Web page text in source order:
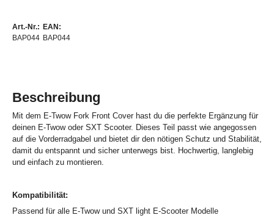
Art.-Nr.:
BAP044
EAN:
BAP044
Beschreibung
Mit dem E-Twow Fork Front Cover hast du die perfekte Ergänzung für
deinen E-Twow oder SXT Scooter. Dieses Teil passt wie angegossen
auf die Vorderradgabel und bietet dir den nötigen Schutz und Stabilität,
damit du entspannt und sicher unterwegs bist. Hochwertig, langlebig
und einfach zu montieren.
Kompatibilität:
Passend für alle E-Twow und SXT light E-Scooter Modelle